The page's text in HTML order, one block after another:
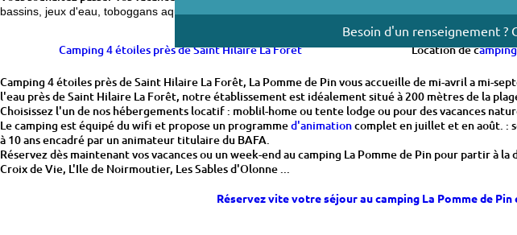
Besoin d'un renseignement ?
bassins, jeux d'eau, toboggans aquatiques et pataugeoire qui raviront petits et grands ainsi qu'une
Camping 4 étoiles près de Saint Hilaire La Forêt Location de c
Camping 4 étoiles près de Saint Hilaire La Forêt, La Pomme de Pin vous accueille de mi-avril a mi-
l'eau près de Saint Hilaire La Forêt, notre établissement est idéalement situé à 200 mètres de la
Choisissez l'un de nos hébergements locatif : moblil-home ou tente lodge ou pour des vacances
Le camping est équipé du wifi et propose un programmed'animationcomplet en juillet et en août. :
à 10 ans encadré par un animateur titulaire du BAFA.
Réservez dès maintenant vos vacances ou un week-end au camping La Pomme de Pin pour partir à
Croix de Vie, L'Ile de Noirmoutier, Les Sables d'Olonne ...
Réservez vite votre séjour au camping La Pomme de